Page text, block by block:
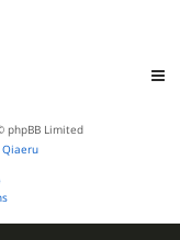
phpBB Limited
Qiaeru